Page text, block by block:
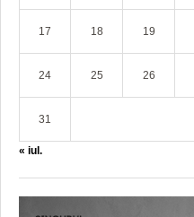
17 18 19
24 25 26
31
« iul.